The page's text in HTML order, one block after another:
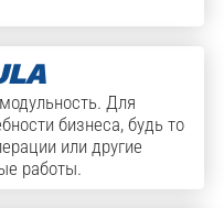
Для
бизнеса, будь то
или другие
работы.